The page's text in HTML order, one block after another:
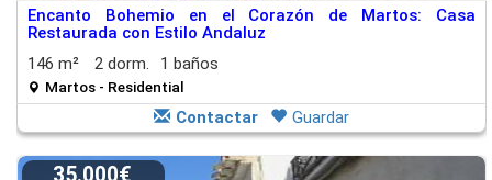
Encanto Bohemio en el Corazón de Martos: Casa
Restaurada con Estilo Andaluz
146 m²
2 dorm. 1 baños
Martos - Residential
Contactar Guardar